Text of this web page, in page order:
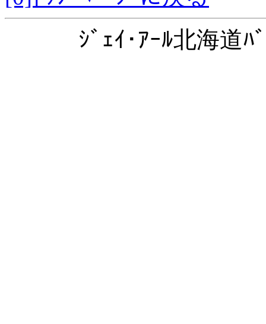
ｼﾞｪｲ･ｱｰﾙ北海道